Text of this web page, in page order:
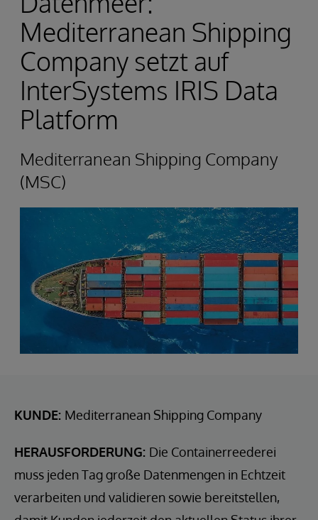
Mediterranean Shipping
Company setzt auf
InterSystems IRIS Data
Platform
Mediterranean Shipping Company
(MSC)
KUNDE: Mediterranean Shipping Company
HERAUSFORDERUNG: Die Containerreederei
muss jeden Tag große Datenmengen in Echtzeit
verarbeiten und validieren sowie bereitstellen,